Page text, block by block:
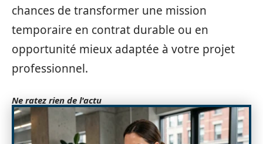
chances de transformer une mission
temporaire en contrat durable ou en
opportunité mieux adaptée à votre projet
professionnel.
Ne ratez rien de l'actu